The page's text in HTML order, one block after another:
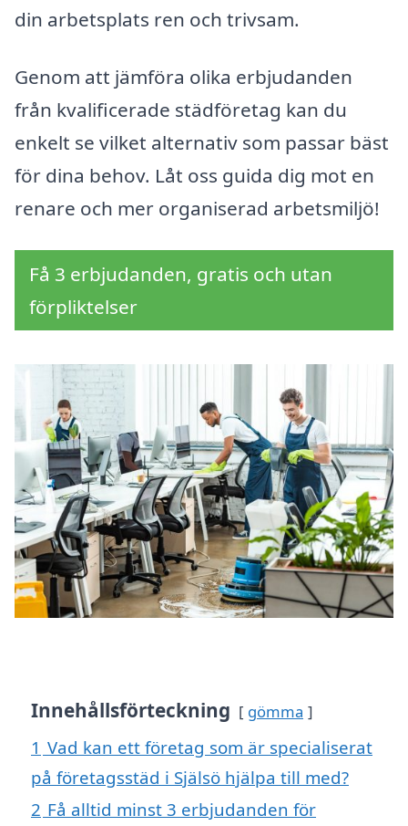
din arbetsplats ren och trivsam.
Genom att jämföra olika erbjudanden
från kvalificerade städföretag kan du
enkelt se vilket alternativ som passar bäst
för dina behov. Låt oss guida dig mot en
renare och mer organiserad arbetsmiljö!
Få 3 erbjudanden, gratis och utan
förpliktelser
Innehållsförteckning gömma
1 Vad kan ett företag som är specialiserat
på företagsstäd i Själsö hjälpa till med?
2 Få alltid minst 3 erbjudanden för